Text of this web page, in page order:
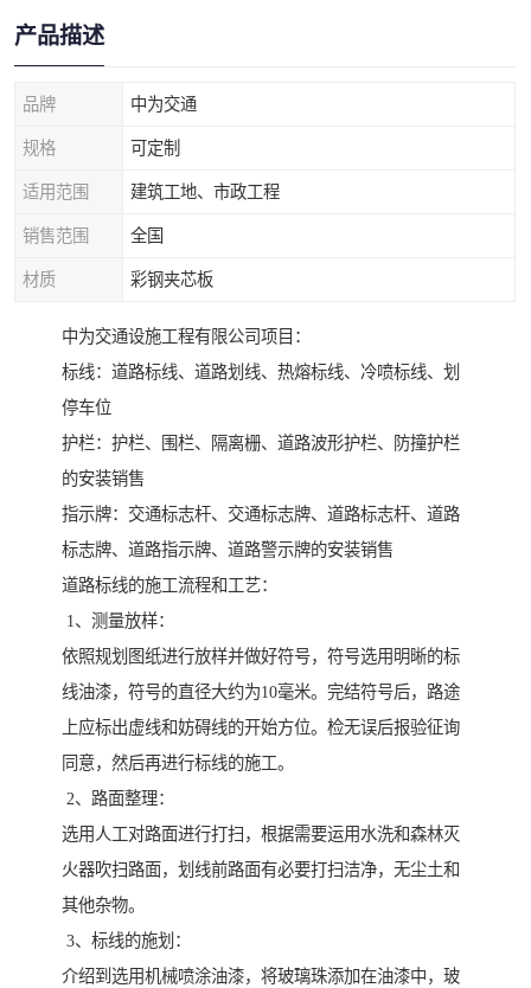
产品描述
品牌 中为交通
规格 可定制
适用范围 建筑工地、市政工程
销售范围 全国
材质 彩钢夹芯板
中为交通设施工程有限公司项目：
标线：道路标线、道路划线、热熔标线、冷喷标线、划
停车位
护栏：护栏、围栏、隔离栅、道路波形护栏、防撞护栏
的安装销售
指示牌：交通标志杆、交通标志牌、道路标志杆、道路
标志牌、道路指示牌、道路警示牌的安装销售
道路标线的施工流程和工艺：
1、测量放样：
依照规划图纸进行放样并做好符号，符号选用明晰的标
线油漆，符号的直径大约为10毫米。完结符号后，路途
上应标出虚线和妨碍线的开始方位。检无误后报验征询
同意，然后再进行标线的施工。
2、路面整理：
选用人工对路面进行打扫，根据需要运用水洗和森林灭
火器吹扫路面，划线前路面有必要打扫洁净，无尘土和
其他杂物。
3、标线的施划：
介绍到选用机械喷涂油漆，将玻璃珠添加在油漆中，玻